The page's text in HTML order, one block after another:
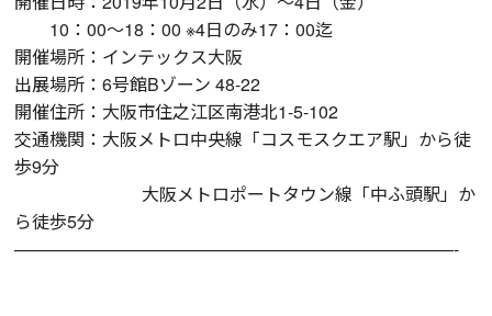
10：00～18：00 ※4日のみ17：00迄
開催場所：インテックス大阪
出展場所：6号館Bゾーン 48-22
開催住所：大阪市住之江区南港北1-5-102
交通機関：大阪メトロ中央線「コスモスクエア駅」から徒
歩9分
大阪メトロポートタウン線「中ふ頭駅」か
ら徒歩5分
—————————————————————————-